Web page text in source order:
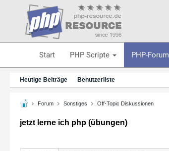
Start PHP Scripte PHP-Forum
Heutige Beiträge Benutzerliste
Forum Sonstiges Off-Topic Diskussionen
jetzt lerne ich php (übungen)